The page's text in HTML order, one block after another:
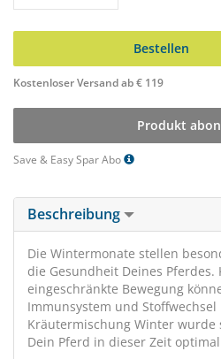
Bestellen
Kostenloser Versand ab € 119
Produkt
Save & Easy Spar Abo
Beschreibung
Die Wintermonate stellen
die Gesundheit Deines Pferdes.
eingeschränkte Bewegung
Immunsystem und Stoffwechsel
Kräutermischung Winter wurde
Dein Pferd in dieser Zeit